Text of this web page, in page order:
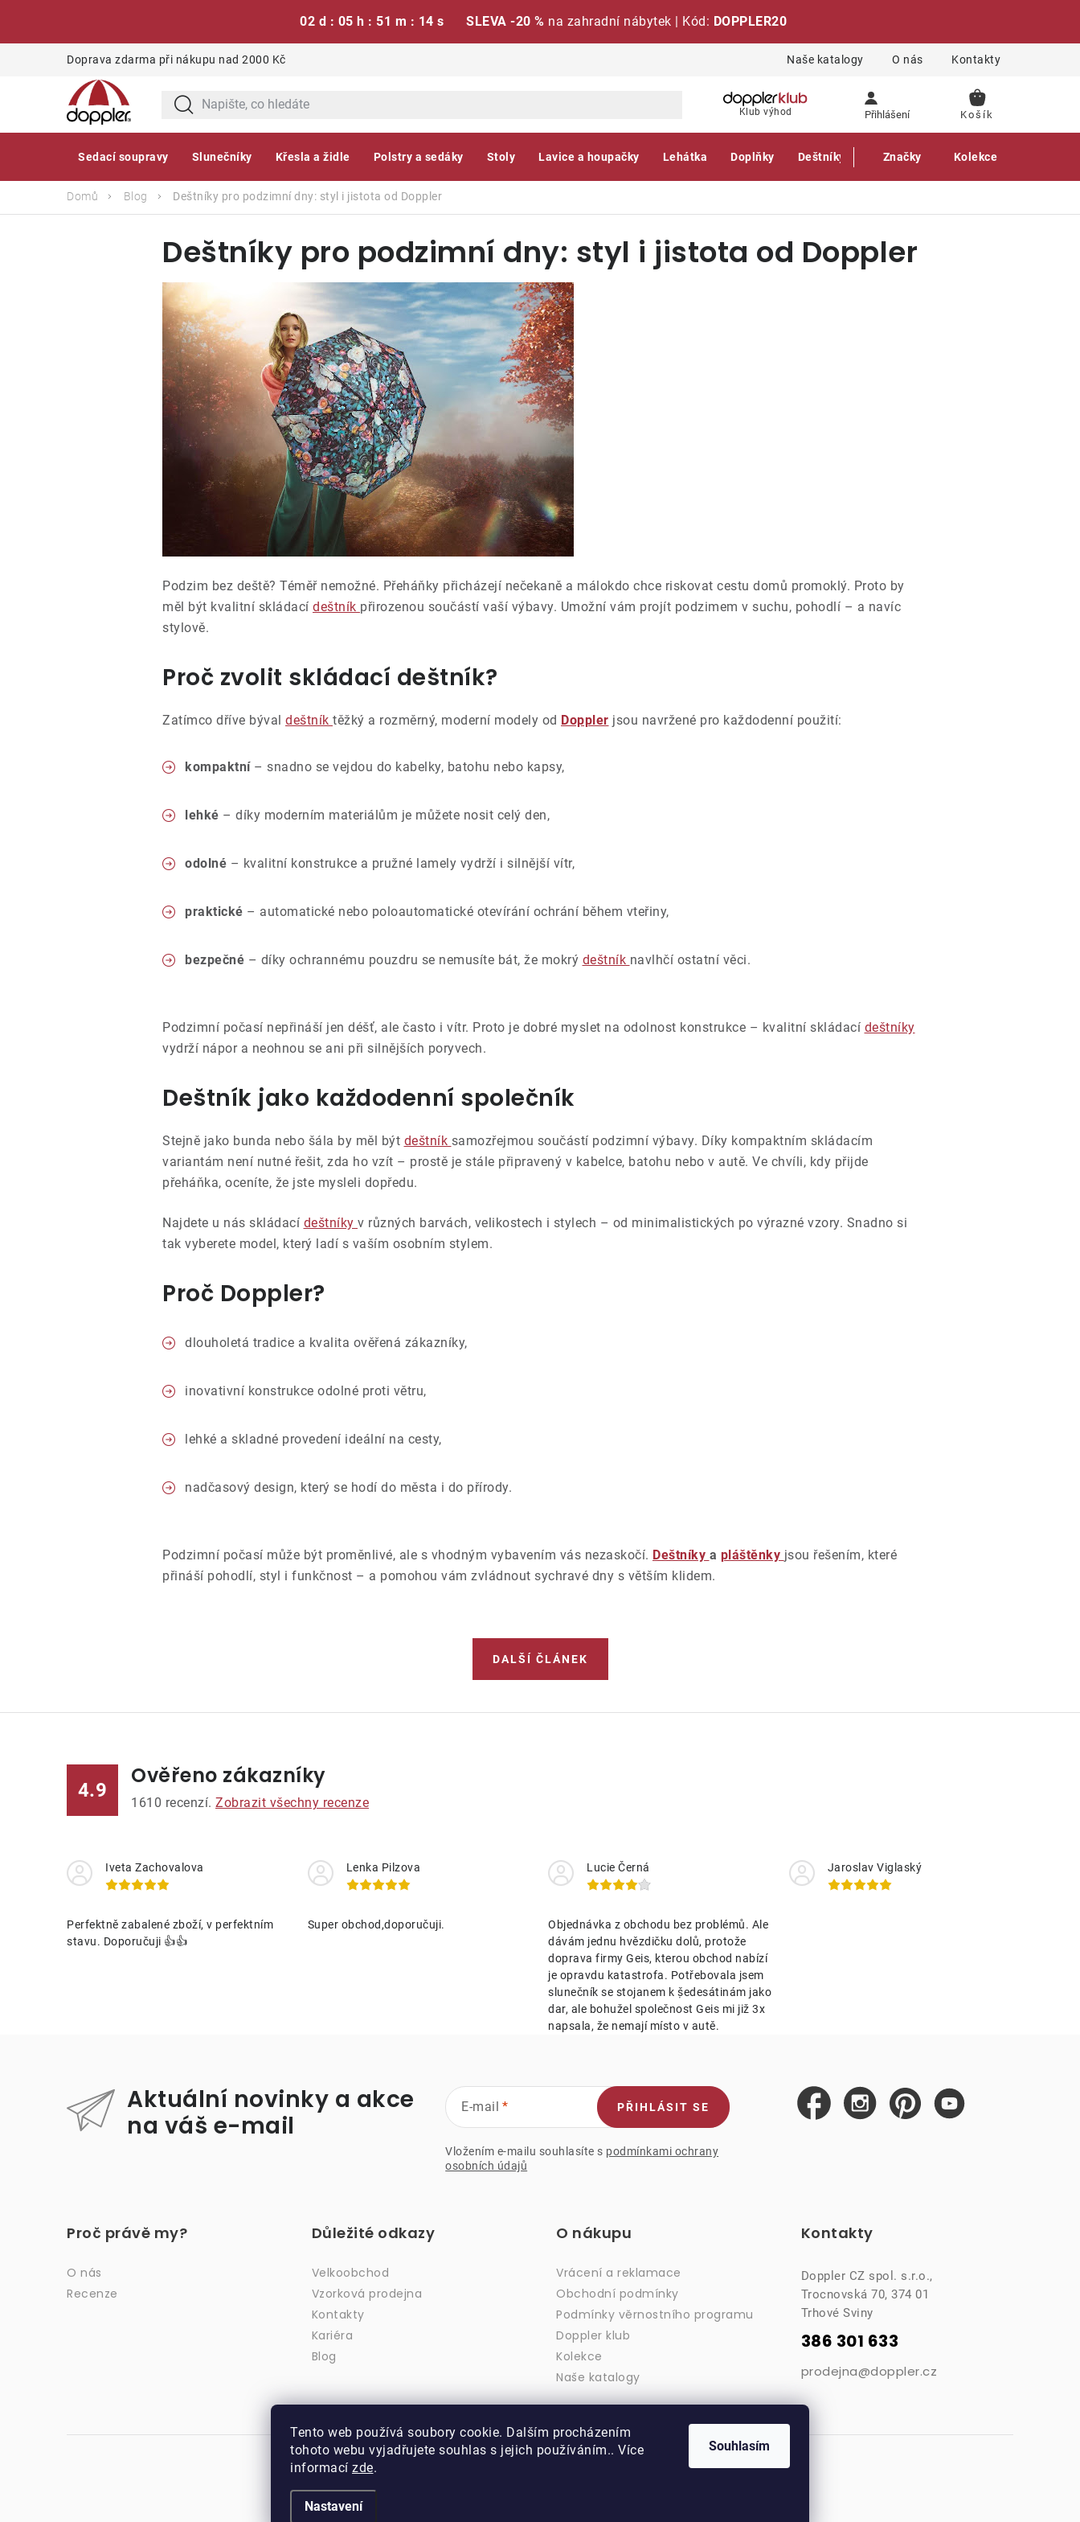
02 d : 05 h : 51 m : 13 s SLEVA -20 % na zahradní nábytek | Kód: DOPPLER20
Tento web používá soubory cookie. Dalším procházením
tohoto webu vyjadřujete souhlas s jejich používáním.. Více
informací zde.
Nastavení
Souhlasím
Doprava zdarma při nákupu nad 2000 Kč Naše katalogy O nás Kontakty
Klub výhod Přihlášení
NÁKUPNÍ
Sedací soupravy Slunečníky Křesla a židle Polstry a sedáky Stoly Lavice a houpačky Lehátka Doplňky Deštníky Gastro produkty
Značky Kolekce
Domů Blog Deštníky pro podzimní dny: styl i jistota od Doppler
Deštníky pro podzimní dny: styl i jistota od Doppler
Podzim bez deště? Téměř nemožné. Přeháňky přicházejí nečekaně a málokdo chce riskovat cestu domů promoklý. Proto by
měl být kvalitní skládací deštník přirozenou součástí vaší výbavy. Umožní vám projít podzimem v suchu, pohodlí – a navíc
stylově.
Proč zvolit skládací deštník?
Zatímco dříve býval deštník těžký a rozměrný, moderní modely od Doppler jsou navržené pro každodenní použití:
kompaktní– snadno se vejdou do kabelky, batohu nebo kapsy,
lehké – díky moderním materiálům je můžete nosit celý den,
odolné – kvalitní konstrukce a pružné lamely vydrží i silnější vítr,
praktické – automatické nebo poloautomatické otevírání ochrání během vteřiny,
bezpečné – díky ochrannému pouzdru se nemusíte bát, že mokrý deštník navlhčí ostatní věci.
Podzimní počasí nepřináší jen déšť, ale často i vítr. Proto je dobré myslet na odolnost konstrukce – kvalitní skládací deštníky
vydrží nápor a neohnou se ani při silnějších poryvech.
Deštník jako každodenní společník
Stejně jako bunda nebo šála by měl být deštník samozřejmou součástí podzimní výbavy. Díky kompaktním skládacím
variantám není nutné řešit, zda ho vzít – prostě je stále připravený v kabelce, batohu nebo v autě. Ve chvíli, kdy přijde
přeháňka, oceníte, že jste mysleli dopředu.
Najdete u nás skládací deštníky v různých barvách, velikostech i stylech – od minimalistických po výrazné vzory. Snadno si
tak vyberete model, který ladí s vaším osobním stylem.
Proč Doppler?
dlouholetá tradice a kvalita ověřená zákazníky,
inovativní konstrukce odolné proti větru,
lehké a skladné provedení ideální na cesty,
nadčasový design, který se hodí do města i do přírody.
Podzimní počasí může být proměnlivé, ale s vhodným vybavením vás nezaskočí. Deštníky a pláštěnky jsou řešením, které
přináší pohodlí, styl i funkčnost – a pomohou vám zvládnout sychravé dny s větším klidem.
DALŠÍ ČLÁNEK
4.9
Ověřeno zákazníky
1610 recenzí. Zobrazit všechny recenze
Iveta Zachovalova
Perfektně zabalené zboží, v perfektním
stavu. Doporučuji 👍👍
Lenka Pilzova
Super obchod,doporučuji.
Lucie Černá
Objednávka z obchodu bez problémů. Ale
dávám jednu hvězdičku dolů, protože
doprava firmy Geis, kterou obchod nabízí
je opravdu katastrofa. Potřebovala jsem
slunečník se stojanem k ṣ̌edesátinám jako
dar, ale bohužel společnost Geis mi již 3x
napsala, že nemají místo v autě.
Jaroslav Viglaský
Aktuální novinky a akce
na váš e-mail
E-mail
Vložením e-mailu souhlasíte s podmínkami ochrany
osobních údajů
PŘIHLÁSIT SE
Proč právě my?
O nás
Recenze
Důležité odkazy
Velkoobchod
Vzorková prodejna
Kontakty
Kariéra
Blog
O nákupu
Vrácení a reklamace
Obchodní podmínky
Podmínky věrnostního programu
Doppler klub
Kolekce
Naše katalogy
Kontakty
Doppler CZ spol. s.r.o.,
Trocnovská 70, 374 01
Trhové Sviny
386 301 633
prodejna@doppler.cz